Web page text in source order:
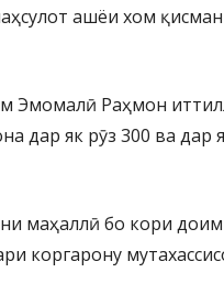
ашёи хом
Эмомалӣ Раҳмон
дар як рӯз 300 ва дар
маҳаллӣ бо кори
коргарону